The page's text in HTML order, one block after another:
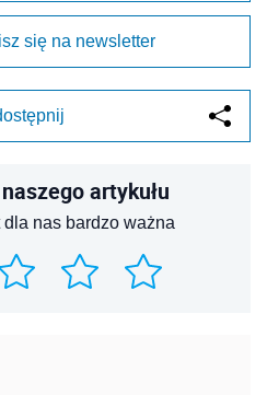
się na newsletter
artykułu
nas bardzo ważna